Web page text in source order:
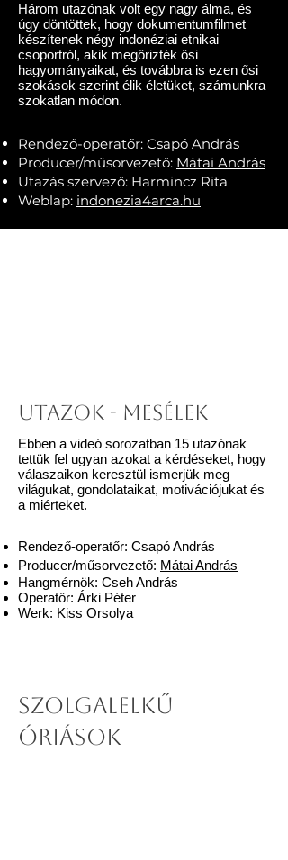
Három utazónak volt egy nagy álma, és
úgy döntöttek, hogy dokumentumfilmet
készítenek négy indonéziai etnikai
csoportról, akik megőrizték ősi
hagyományaikat, és továbbra is ezen ősi
szokások szerint élik életüket, számunkra
szokatlan módon.
Rendező-operatőr: Csapó András
Producer/műsorvezető: Mátai András
Utazás szervező: Harmincz Rita
Weblap: indonezia4arca.hu
Utazok - mesélek
Ebben a videó sorozatban 15 utazónak
tettük fel ugyan azokat a kérdéseket, hogy
válaszaikon keresztül ismerjük meg
világukat, gondolataikat, motivációjukat és
a miérteket.
Rendező-operatőr: Csapó András
Producer/műsorvezető: Mátai András
Hangmérnök: Cseh András
Operatőr: Árki Péter
Werk: Kiss Orsolya
Szolgalelkű
óriások